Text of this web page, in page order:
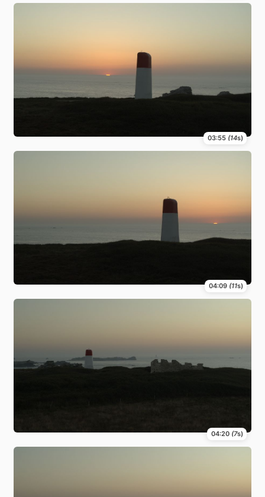
03:55 (14s)
04:09 (11s)
04:20 (7s)